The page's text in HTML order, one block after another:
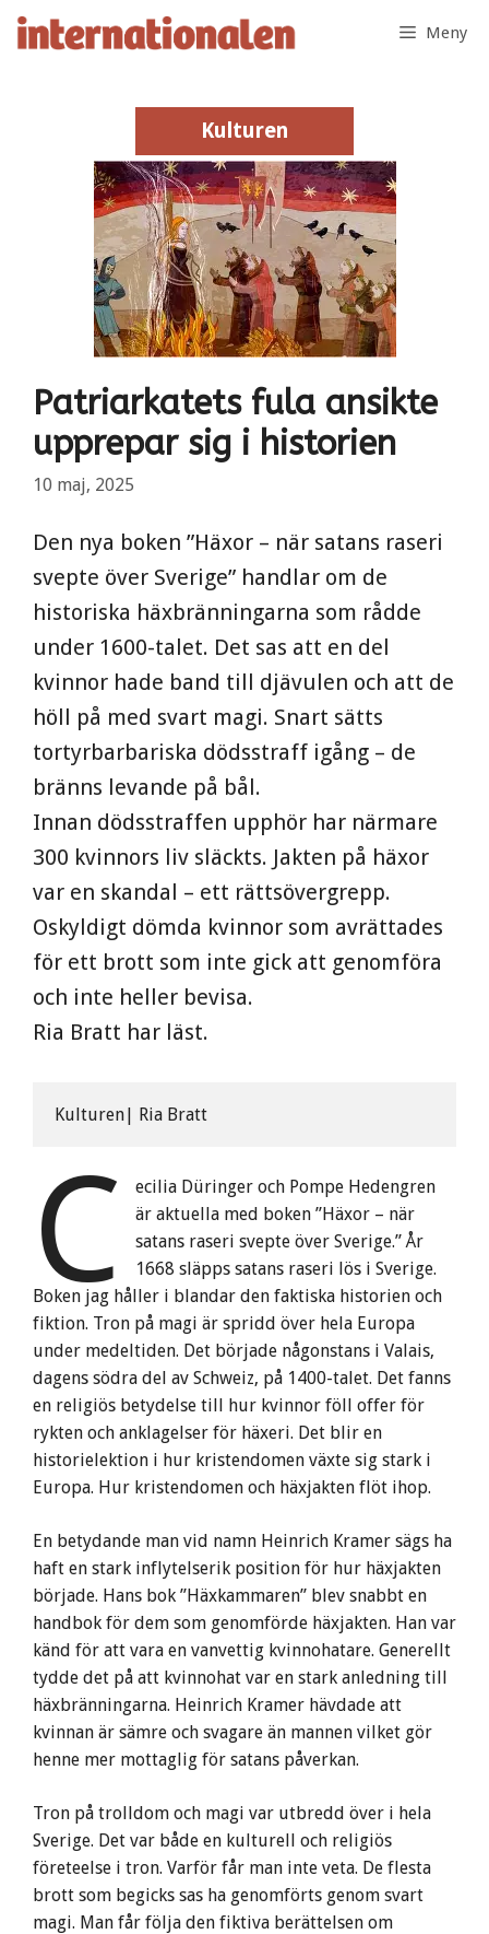
Hoppa
Meny
Kulturen
Kulturen
Patriarkatets fula ansikte
upprepar sig i historien
10 maj, 2025
Den nya boken ”Häxor – när satans raseri
svepte över Sverige” handlar om de
historiska häxbränningarna som rådde
under 1600-talet. Det sas att en del
kvinnor hade band till djävulen och att de
höll på med svart magi. Snart sätts
tortyrbarbariska dödsstraff igång – de
bränns levande på bål.
Innan dödsstraffen upphör har närmare
300 kvinnors liv släckts. Jakten på häxor
var en skandal – ett rättsövergrepp.
Oskyldigt dömda kvinnor som avrättades
för ett brott som inte gick att genomföra
och inte heller bevisa.
Ria Bratt har läst.
Kulturen| Ria Bratt
C
ecilia Düringer och Pompe Hedengren
är aktuella med boken ”Häxor – när
satans raseri svepte över Sverige.” År
1668 släpps satans raseri lös i Sverige.
Boken jag håller i blandar den faktiska historien och
fiktion. Tron på magi är spridd över hela Europa
under medeltiden. Det började någonstans i Valais,
dagens södra del av Schweiz, på 1400-talet. Det fanns
en religiös betydelse till hur kvinnor föll offer för
rykten och anklagelser för häxeri. Det blir en
historielektion i hur kristendomen växte sig stark i
Europa. Hur kristendomen och häxjakten flöt ihop.
En betydande man vid namn Heinrich Kramer sägs ha
haft en stark inflytelserik position för hur häxjakten
började. Hans bok ”Häxkammaren” blev snabbt en
handbok för dem som genomförde häxjakten. Han var
känd för att vara en vanvettig kvinnohatare. Generellt
tydde det på att kvinnohat var en stark anledning till
häxbränningarna. Heinrich Kramer hävdade att
kvinnan är sämre och svagare än mannen vilket gör
henne mer mottaglig för satans påverkan.
Tron på trolldom och magi var utbredd över i hela
Sverige. Det var både en kulturell och religiös
företeelse i tron. Varför får man inte veta. De flesta
brott som begicks sas ha genomförts genom svart
magi. Man får följa den fiktiva berättelsen om